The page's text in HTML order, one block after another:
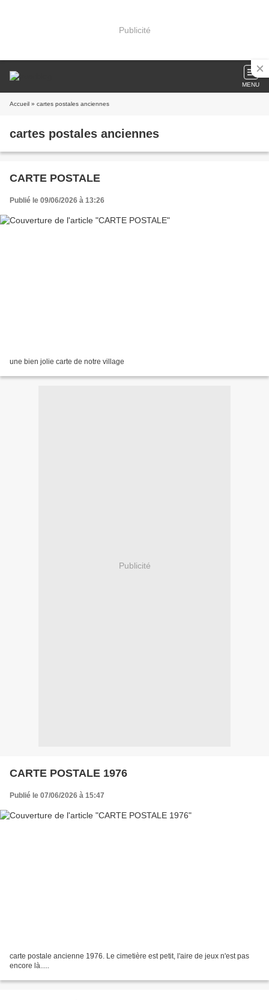
Publicité
MENU
Accueil » cartes postales anciennes
cartes postales anciennes
CARTE POSTALE
Publié le 09/06/2026 à 13:26
une bien jolie carte de notre village
Publicité
CARTE POSTALE 1976
Publié le 07/06/2026 à 15:47
carte postale ancienne 1976. Le cimetière est petit, l'aire de jeux n'est pas
encore là.....